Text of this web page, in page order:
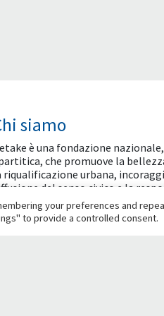
siamo
è una fondazione
che promuove la
riqualificazione urbana,
del senso civico e la
cittadino nel contribuire alla
delle città.
your preferences and
to provide a controlled consent.